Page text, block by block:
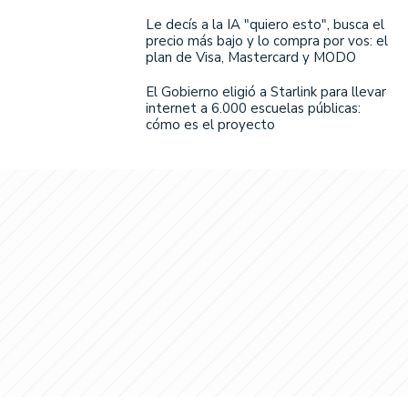
Le decís a la IA "quiero esto", busca el
precio más bajo y lo compra por vos: el
plan de Visa, Mastercard y MODO
El Gobierno eligió a Starlink para llevar
internet a 6.000 escuelas públicas:
cómo es el proyecto